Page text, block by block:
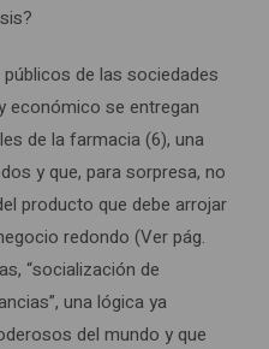
de las sociedades
económico se entregan
de la farmacia (6), una
y que, para sorpresa, no
producto que debe arrojar
redondo (Ver pág.
“socialización de
una lógica ya
del mundo y que